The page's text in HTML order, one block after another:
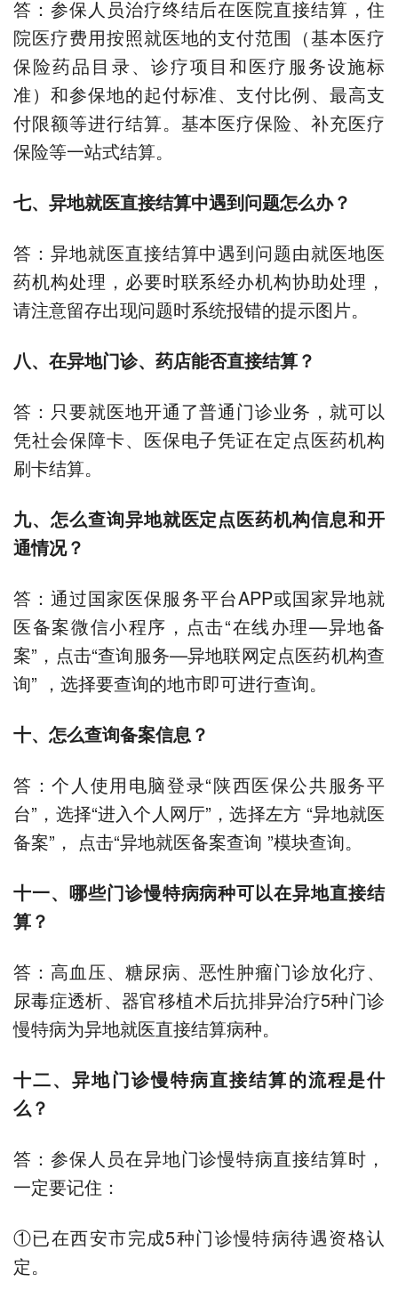
答：参保人员治疗终结后在医院直接结算，住
院医疗费用按照就医地的支付范围（基本医疗
保险药品目录、诊疗项目和医疗服务设施标
准）和参保地的起付标准、支付比例、最高支
付限额等进行结算。基本医疗保险、补充医疗
保险等一站式结算。
七、异地就医直接结算中遇到问题怎么办？
答：异地就医直接结算中遇到问题由就医地医
药机构处理，必要时联系经办机构协助处理，
请注意留存出现问题时系统报错的提示图片。
八、在异地门诊、药店能否直接结算？
答：只要就医地开通了普通门诊业务，就可以
凭社会保障卡、医保电子凭证在定点医药机构
刷卡结算。
九、怎么查询异地就医定点医药机构信息和开
通情况？
答：通过国家医保服务平台APP或国家异地就
医备案微信小程序，点击“在线办理—异地备
案”，点击“查询服务—异地联网定点医药机构查
询” ，选择要查询的地市即可进行查询。
十、怎么查询备案信息？
答：个人使用电脑登录“陕西医保公共服务平
台”，选择“进入个人网厅”，选择左方 “异地就医
备案”， 点击“异地就医备案查询 ”模块查询。
十一、哪些门诊慢特病病种可以在异地直接结
算？
答：高血压、糖尿病、恶性肿瘤门诊放化疗、
尿毒症透析、器官移植术后抗排异治疗5种门诊
慢特病为异地就医直接结算病种。
十二、异地门诊慢特病直接结算的流程是什
么？
答：参保人员在异地门诊慢特病直接结算时，
一定要记住：
①已在西安市完成5种门诊慢特病待遇资格认
定。